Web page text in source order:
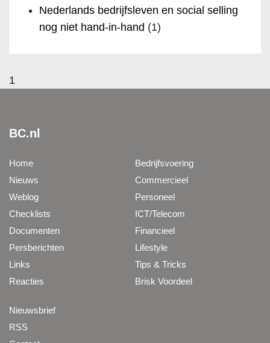
Nederlands bedrijfsleven en social selling
nog niet hand-in-hand (1)
1
BC.nl
Home
Nieuws
Weblog
Checklists
Documenten
Persberichten
Links
Reacties
Bedrijfsvoering
Commercieel
Personeel
ICT/Telecom
Financieel
Lifestyle
Tips & Tricks
Brisk Voordeel
Nieuwsbrief
RSS